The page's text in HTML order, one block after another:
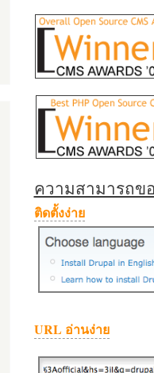
ความสามารถข
ติดตั้งง่าย
URL อ่านง่าย